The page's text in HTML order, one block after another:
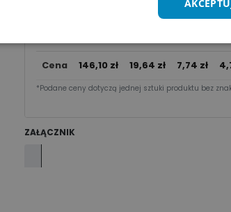
10 - 49
Cena 146,10 zł 19,64 zł 7,74 zł
*Podane ceny dotyczą jednej sztuki produktu bez
ZAŁĄCZNIK